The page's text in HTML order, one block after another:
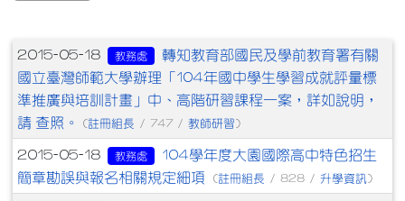
文章列表
2015-05-18 教務處
轉知教育部國民及學前教育署有關
國立臺灣師範大學辦理「104年國中學生學習成就評量標
準推廣與培訓計畫」中、高階研習課程一案，詳如說明，
請 查照。
(註冊組長 / 747 / 教師研習 )
2015-05-18 教務處
104學年度大園國際高中特色招生
簡章勘誤與報名相關規定細項
(註冊組長 / 828 / 升學資訊 )